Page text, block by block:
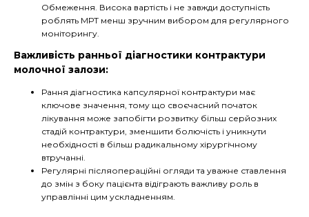
Обмеження. Висока вартість і не завжди доступність
роблять МРТ менш зручним вибором для регулярного
моніторингу.
Важливість ранньої діагностики контрактури
молочної залози:
Рання діагностика капсулярної контрактури має
ключове значення, тому що своєчасний початок
лікування може запобігти розвитку більш серйозних
стадій контрактури, зменшити болючість і уникнути
необхідності в більш радикальному хірургічному
втручанні.
Регулярні післяопераційні огляди та уважне ставлення
до змін з боку пацієнта відіграють важливу роль в
управлінні цим ускладненням.